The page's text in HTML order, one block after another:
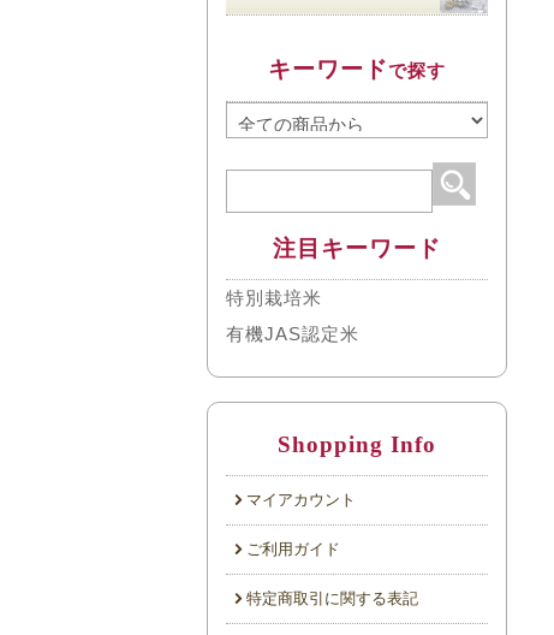
キーワードで探す
注目キーワード
特別栽培米
有機JAS認定米
Shopping Info
マイアカウント
ご利用ガイド
特定商取引に関する表記